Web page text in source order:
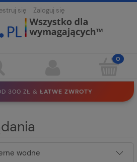
się Zaloguj się
300 ZŁ & ŁATWE ZWROTY
wodne